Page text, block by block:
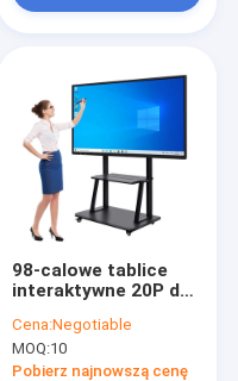
98-calowe tablice
interaktywne 20P do
mm Obszar wizualny
Cena:Negotiable
MOQ:10
Pobierz najnowszą cenę